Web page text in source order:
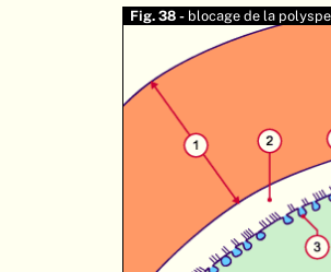
Fig. 38 - blocage de la